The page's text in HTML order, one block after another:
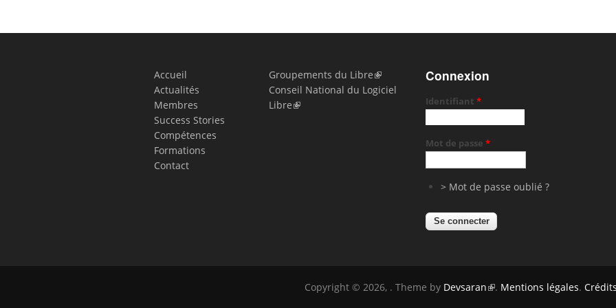
Accueil
Actualités
Membres
Success Stories
Compétences
Formations
Contact
Groupements du Libre
Conseil National du Logiciel
Libre
Connexion
Identifiant*
Mot de passe*
> Mot de passe oublié ?
Copyright © 2026, . Theme by Devsaran . Mentions légales.